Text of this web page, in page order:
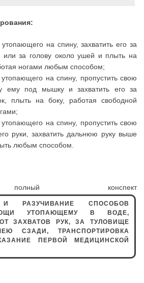
утопающего на спину, захватить его за
за голову около ушей и плыть на
ногами любым способом;
утопающего на спину, пропустить свою
ему под мышку и захватить его за
плыть на боку, работая свободной
утопающего на спину, пропустить свою
руки, захватить дальнюю руку выше
любым способом.
конспект
И РАЗУЧИВАНИЕ СПОСОБОВ
УТОПАЮЩЕМУ В ВОДЕ,
ЗАХВАТОВ РУК, ЗА ТУЛОВИЩЕ
СЗАДИ, ТРАНСПОРТИРОВКА
ПЕРВОЙ МЕДИЦИНСКОЙ